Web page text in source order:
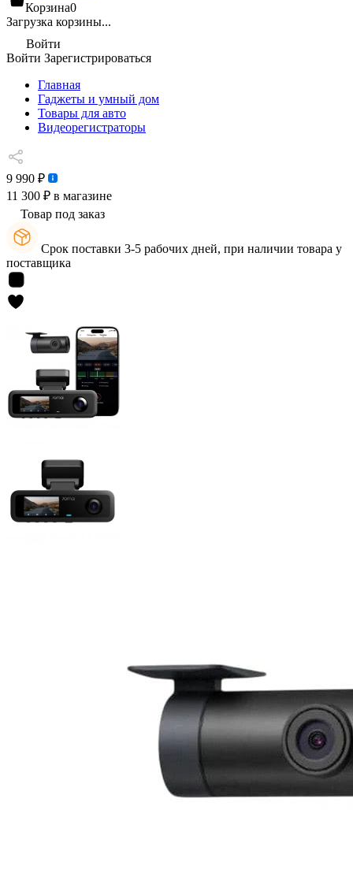
Корзина0
Загрузка корзины...
Войти
Войти Зарегистрироваться
Главная
Гаджеты и умный дом
Товары для авто
Видеорегистраторы
9 990 ₽
11 300 ₽ в магазине
Товар под заказ
Срок поставки 3-5 рабочих дней, при наличии товара у
поставщика